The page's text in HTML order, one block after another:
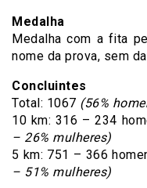
Medalha
Medalha com a fita
nome da prova, sem
Concluintes
Total: 1067 (56%
10 km: 316 – 234
– 26% mulheres)
5 km: 751 – 366
– 51% mulheres)